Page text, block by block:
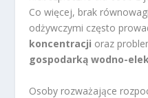
Co więcej, brak
odżywczymi często
koncentracji oraz
gospodarką wodno-
Osoby rozważające